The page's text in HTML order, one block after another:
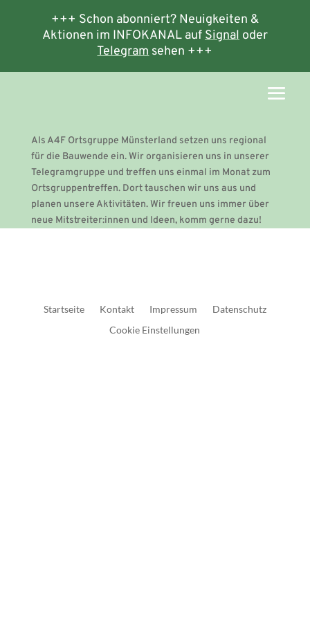
+++ Schon abonniert? Neuigkeiten &
Aktionen im INFOKANAL aufSignaloder
Telegramsehen +++
Als A4F Ortsgruppe Münsterland setzen uns regional
für die Bauwende ein. Wir organisieren uns in unserer
Telegramgruppe und treffen uns einmal im Monat zum
Ortsgruppentreffen. Dort tauschen wir uns aus und
planen unsere Aktivitäten. Wir freuen uns immer über
neue Mitstreiter:innen und Ideen, komm gerne dazu!
Startseite Kontakt Impressum
Datenschutz
Cookie Einstellungen